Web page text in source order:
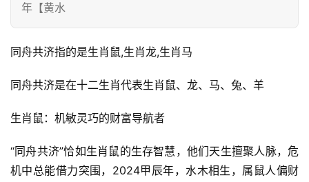
年【黄水
同舟共济指的是生肖鼠,生肖龙,生肖马
同舟共济是在十二生肖代表生肖鼠、龙、马、兔、羊
生肖鼠：机敏灵巧的财富导航者
“同舟共济”恰如生肖鼠的生存智慧，他们天生擅聚人脉，危
机中总能借力突围，2024甲辰年，水木相生，属鼠人偏财